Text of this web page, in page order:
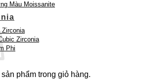
phẩm trong giỏ hàng.
Màu Moissanite
Zirconia
Phi